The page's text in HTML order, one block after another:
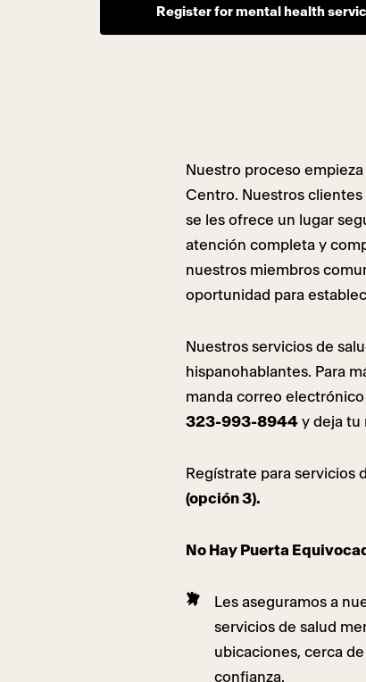
Register for mental health
Nuestro proceso
Centro. Nuestros
se les ofrece un lugar
atención completa y
nuestros miembros
oportunidad para
Nuestros servicios de
hispanohablantes. Para
manda correo electrónico
323-993-8944 y deja tu
Regístrate para servicios
(opción 3).
No Hay Puerta
Les aseguramos a
servicios de salud
ubicaciones, cerca
confianza.